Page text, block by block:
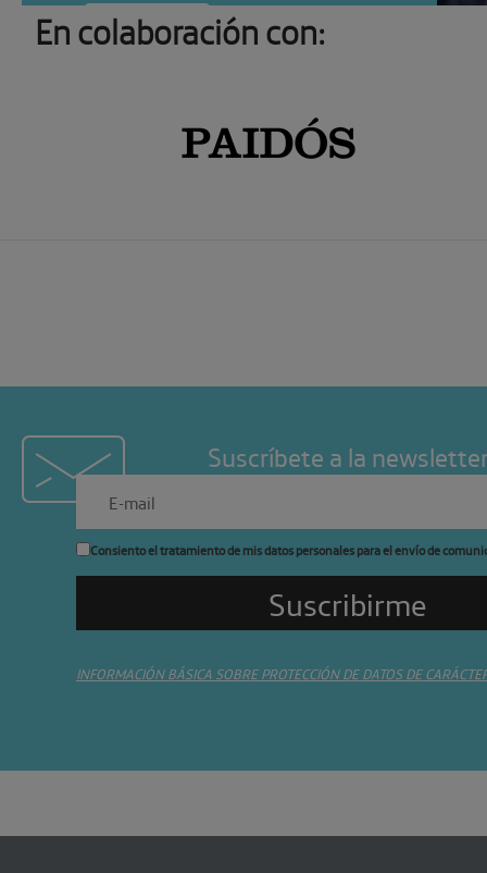
SUSCRÍBETE Ver más
En colaboración con:
Suscríbete a la
Consiento el tratamiento de mis datos personales para el envío de
INFORMACIÓN BÁSICA SOBRE PROTECCIÓN DE DATOS DE